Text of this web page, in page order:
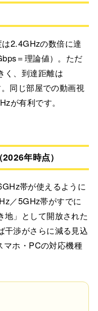
2.4GHzの数倍に達
＝理論値）。ただ
く、到達距離は
同じ部屋での動画視
が有利です。
年時点）
帯が使えるように
／5GHz帯がすでに
地」として開放された
干渉がさらに減る見込
マホ・PCの対応機種